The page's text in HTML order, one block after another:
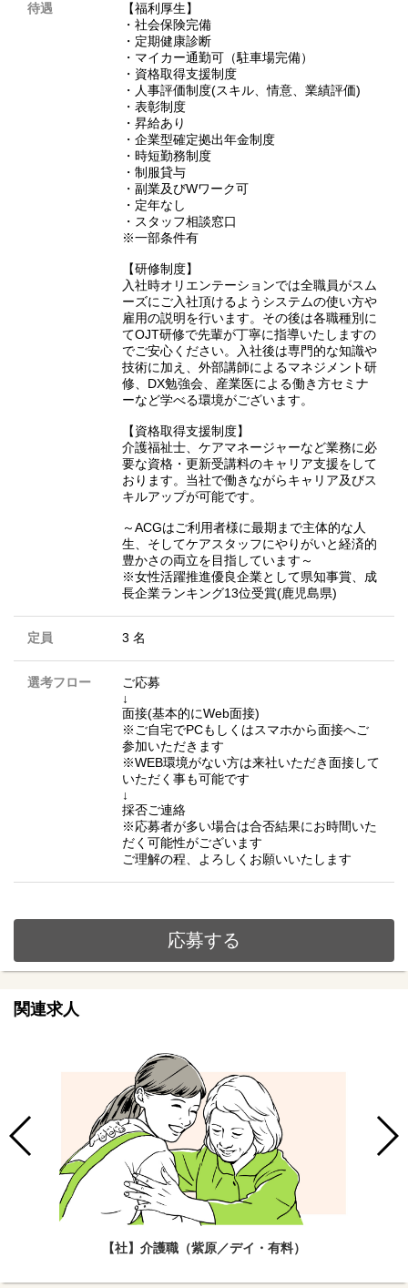
待遇
【福利厚生】
・社会保険完備
・定期健康診断
・マイカー通勤可（駐車場完備）
・資格取得支援制度
・人事評価制度(スキル、情意、業績評価)
・表彰制度
・昇給あり
・企業型確定拠出年金制度
・時短勤務制度
・制服貸与
・副業及びWワーク可
・定年なし
・スタッフ相談窓口
※一部条件有
【研修制度】
入社時オリエンテーションでは全職員がスム
ーズにご入社頂けるようシステムの使い方や
雇用の説明を行います。その後は各職種別に
てOJT研修で先輩が丁寧に指導いたしますの
でご安心ください。入社後は専門的な知識や
技術に加え、外部講師によるマネジメント研
修、DX勉強会、産業医による働き方セミナ
ーなど学べる環境がございます。
【資格取得支援制度】
介護福祉士、ケアマネージャーなど業務に必
要な資格・更新受講料のキャリア支援をして
おります。当社で働きながらキャリア及びス
キルアップが可能です。
～ACGはご利用者様に最期まで主体的な人
生、そしてケアスタッフにやりがいと経済的
豊かさの両立を目指しています～
※女性活躍推進優良企業として県知事賞、成
長企業ランキング13位受賞(鹿児島県)
定員 3 名
選考フロー
ご応募
↓
面接(基本的にWeb面接)
※ご自宅でPCもしくはスマホから面接へご
参加いただきます
※WEB環境がない方は来社いただき面接して
いただく事も可能です
↓
採否ご連絡
※応募者が多い場合は合否結果にお時間いた
だく可能性がございます
ご理解の程、よろしくお願いいたします
応募する
関連求人
【社】介護職（紫原／デイ・有料）